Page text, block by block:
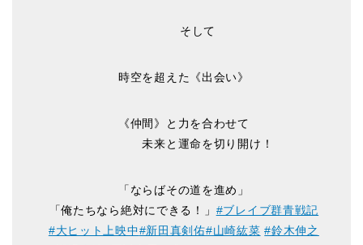
そして
時空を超えた《出会い》
《仲間》と力を合わせて
未来と運命を切り開け！
「ならばその道を進め」
「俺たちなら絶対にできる！」 #ブレイブ群青戦記
#大ヒット上映中#新田真剣佑#山崎紘菜 #鈴木伸之